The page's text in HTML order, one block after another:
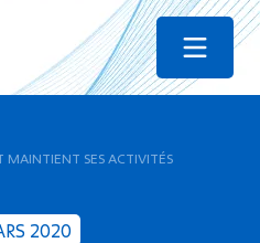
Menu
MAINTIENT SES ACTIVITÉS
2020